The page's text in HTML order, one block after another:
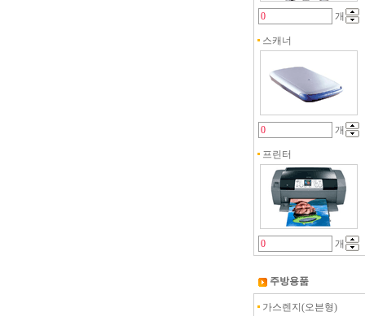
개
스캐너
개
프린터
개
주방용품
가스렌지(오븐형)